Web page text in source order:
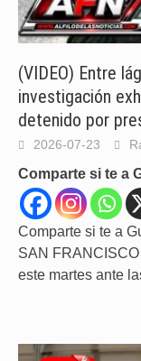
(VIDEO) Entre
investigación
detenido por
2026-07-23
Comparte si te a
Comparte si te a
SAN
este martes ante